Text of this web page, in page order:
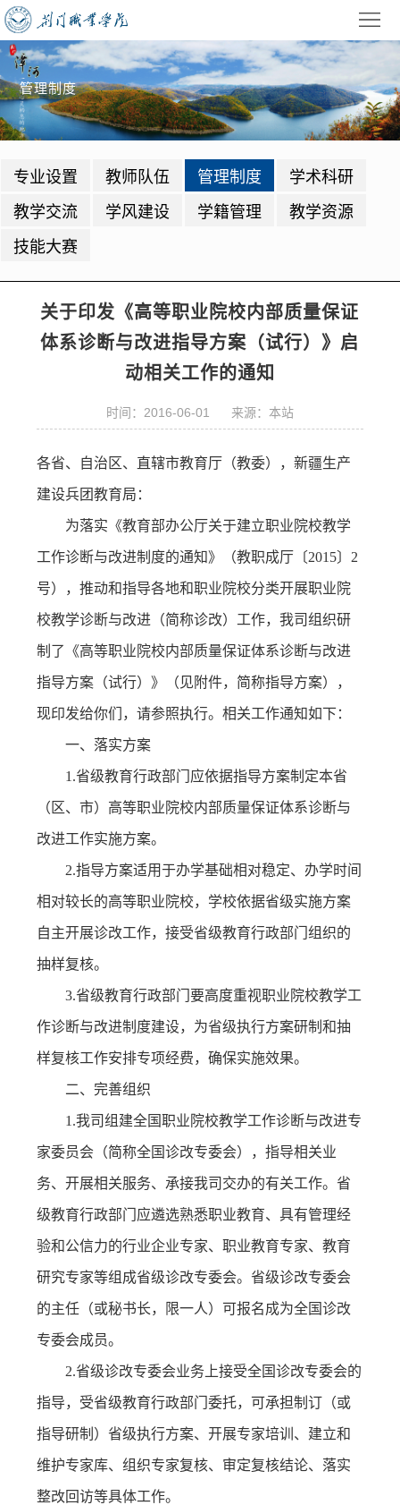
首
页
学
校
概
招
生
教
管理制度
专业设置 教师队伍 管理制度
学术科研
教学交流
学风建设 学籍管理
教学资源
技能大赛
关于印发《高等职业院校内部质量保证
体系诊断与改进指导方案（试行）》启
动相关工作的通知
时间：2016-06-01 来源：本站
各省、自治区、直辖市教育厅（教委），新疆生产
建设兵团教育局：
为落实《教育部办公厅关于建立职业院校教学
工作诊断与改进制度的通知》（教职成厅〔2015〕2
号），推动和指导各地和职业院校分类开展职业院
校教学诊断与改进（简称诊改）工作，我司组织研
制了《高等职业院校内部质量保证体系诊断与改进
指导方案（试行）》（见附件，简称指导方案），
现印发给你们，请参照执行。相关工作通知如下：
一、落实方案
1.省级教育行政部门应依据指导方案制定本省
（区、市）高等职业院校内部质量保证体系诊断与
改进工作实施方案。
2.指导方案适用于办学基础相对稳定、办学时间
相对较长的高等职业院校，学校依据省级实施方案
自主开展诊改工作，接受省级教育行政部门组织的
抽样复核。
3.省级教育行政部门要高度重视职业院校教学工
作诊断与改进制度建设，为省级执行方案研制和抽
样复核工作安排专项经费，确保实施效果。
二、完善组织
1.我司组建全国职业院校教学工作诊断与改进专
家委员会（简称全国诊改专委会），指导相关业
务、开展相关服务、承接我司交办的有关工作。省
级教育行政部门应遴选熟悉职业教育、具有管理经
验和公信力的行业企业专家、职业教育专家、教育
研究专家等组成省级诊改专委会。省级诊改专委会
的主任（或秘书长，限一人）可报名成为全国诊改
专委会成员。
2.省级诊改专委会业务上接受全国诊改专委会的
指导，受省级教育行政部门委托，可承担制订（或
指导研制）省级执行方案、开展专家培训、建立和
维护专家库、组织专家复核、审定复核结论、落实
整改回访等具体工作。